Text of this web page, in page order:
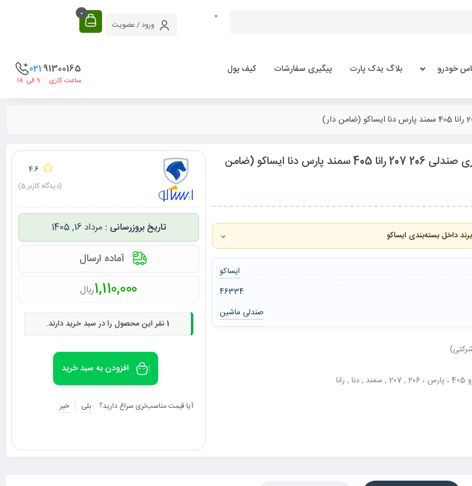
0
ورود / عضویت
0
خودرو بلاگ یدک پارت پیگیری سفارشات کیف پول 91300165
021
ساعت کاری : ۹ الی ۱۸
پایه پشت سری صندلی 206 207 رانا 405 سمند پارس دنا ایساکو (ضامن
داخل بسته‌بندی ایساکو ⌄
ایساکو
46334
صندلی ماشین
4.6
(دیدگاه کاربر5
)
مرداد 16, 1405
آماده ارسال
1,110,000ریال
1 نفر این محصول را در سبد خرید دارند.
افزودن به سبد خرید
آیا قیمت مناسب‌تری سراغ دارید؟ بلی خیر